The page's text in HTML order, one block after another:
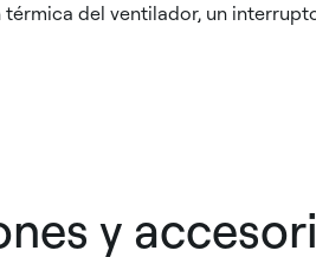
del ventilador, un
y